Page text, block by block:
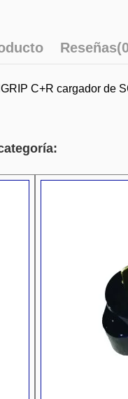
Reseñas
C+R cargador de